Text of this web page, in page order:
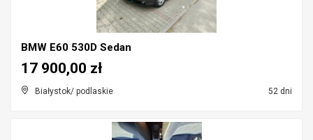
BMW E60 530D Sedan
Białystok/ podlaskie 52 dni
17 900,00 zł